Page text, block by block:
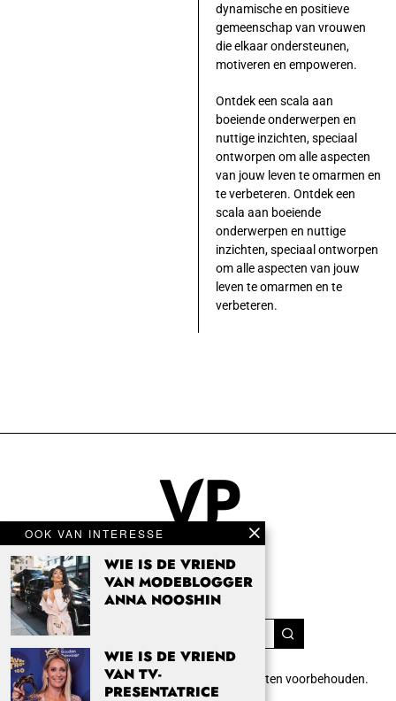
OOK VAN INTERESSE
WIE IS DE VRIEND
VAN MODEBLOGGER
ANNA NOOSHIN
WIE IS DE VRIEND
VAN TV-
PRESENTATRICE
dynamische en positieve
gemeenschap van vrouwen
die elkaar ondersteunen,
motiveren en empoweren.
Ontdek een scala aan
boeiende onderwerpen en
nuttige inzichten, speciaal
ontworpen om alle aspecten
van jouw leven te omarmen en
te verbeteren. Ontdek een
scala aan boeiende
onderwerpen en nuttige
inzichten, speciaal ontworpen
om alle aspecten van jouw
leven te omarmen en te
verbeteren.
Copyright 2024 Vrouwenpassie.nl. Alle rechten voorbehouden.
info@vrouwenpassie.nl.